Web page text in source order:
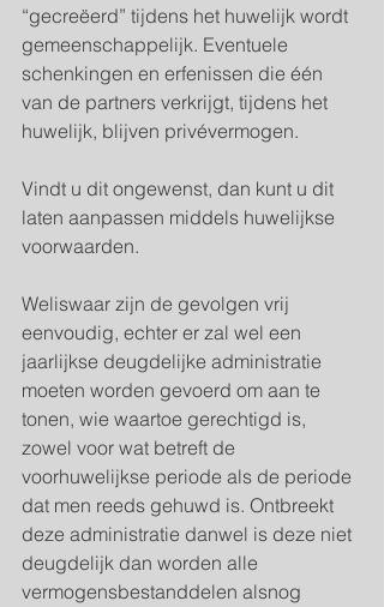
“gecreëerd” tijdens het huwelijk wordt
gemeenschappelijk. Eventuele
schenkingen en erfenissen die één
van de partners verkrijgt, tijdens het
huwelijk, blijven privévermogen.
Vindt u dit ongewenst, dan kunt u dit
laten aanpassen middels huwelijkse
voorwaarden.
Weliswaar zijn de gevolgen vrij
eenvoudig, echter er zal wel een
jaarlijkse deugdelijke administratie
moeten worden gevoerd om aan te
tonen, wie waartoe gerechtigd is,
zowel voor wat betreft de
voorhuwelijkse periode als de periode
dat men reeds gehuwd is. Ontbreekt
deze administratie danwel is deze niet
deugdelijk dan worden alle
vermogensbestanddelen alsnog